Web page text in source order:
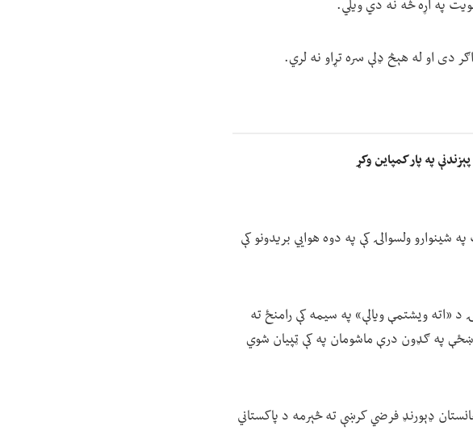
په اړه څه نه دي ویلي.
دی او له هېڅ ډلې سره تړاو نه لري.
په پار کمپاین وکړ
ولسوالۍ کې په دوه هوايي بریدونو کې
مه» ۱۱:۰۰ بجې د شینوارو ولسوالۍ د «اته ویشتمې ویالې» په سیمه کې رامنځ ته
په ګډون درې ماشومان په کې ټپيان شوي
ډېورنډ فرضي کرښې ته څېرمه د پاکستاني